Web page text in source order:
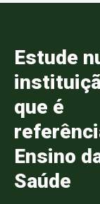
Estude
que é
Ensino
Saúde